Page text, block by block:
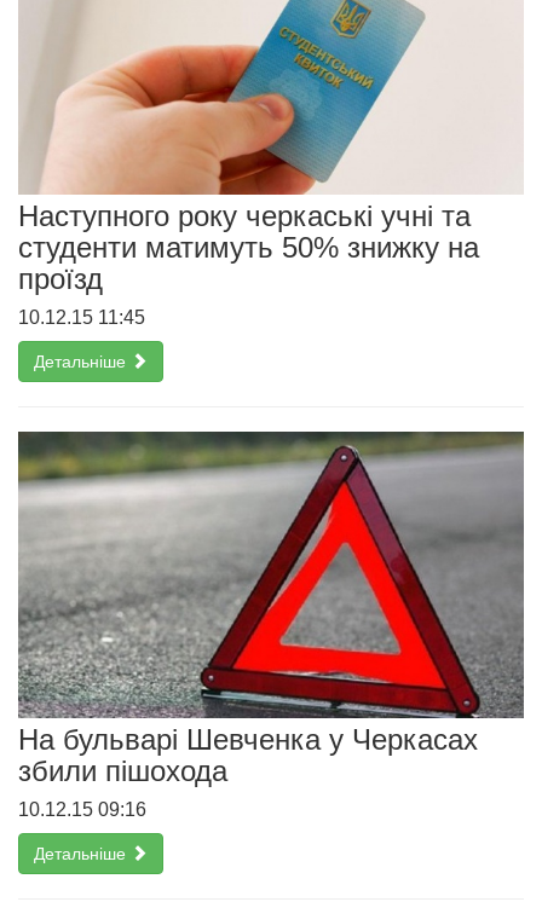
Наступного року черкаські учні та
студенти матимуть 50% знижку на
проїзд
10.12.15 11:45
Детальніше
На бульварі Шевченка у Черкасах
збили пішохода
10.12.15 09:16
Детальніше